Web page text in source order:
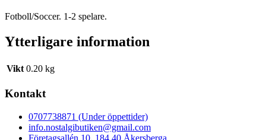
Fotboll/Soccer. 1-2 spelare.
Ytterligare information
Vikt 0.20 kg
Kontakt
0707738871 (Under öppettider)
info.nostalgibutiken@gmail.com
Företagsallén 10, 184 40 Åkersberga